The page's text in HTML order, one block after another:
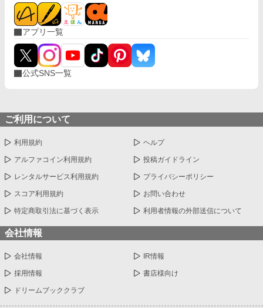
アプリ一覧
公式SNS一覧
ご利用について
利用規約 ヘルプ
アルファコイン利用規約 投稿ガイドライン
レンタルサービス利用規約 プライバシーポリシー
スコア利用規約 お問い合わせ
特定商取引法に基づく表示 利用者情報の外部送信について
会社情報
会社情報 IR情報
採用情報 書店様向け
ドリームブッククラブ